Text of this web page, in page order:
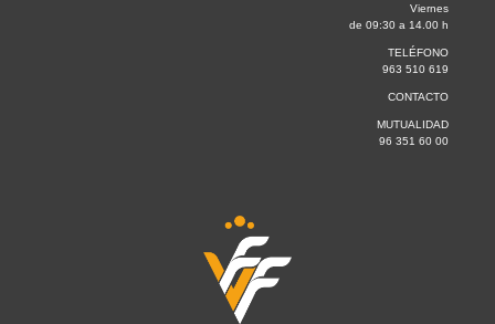
Viernes
de 09:30 a 14.00 h
TELÉFONO
963 510 619
CONTACTO
MUTUALIDAD
96 351 60 00